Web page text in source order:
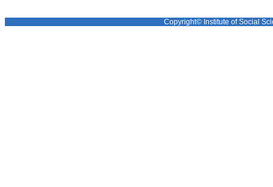
Copyright© Institute of Social